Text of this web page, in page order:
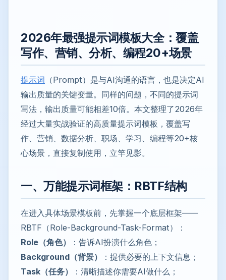
2026年最强提示词模板大全：覆盖
写作、营销、分析、编程20+场景
提示词 （Prompt）是与AI沟通的语言，也是决定AI
输出质量的关键变量。同样的问题，不同的提示词
写法，输出质量可能相差10倍。本文整理了2026年
经过大量实战验证的高质量提示词模板，覆盖写
作、营销、数据分析、职场、学习、编程等20+核
心场景，直接复制使用，立竿见影。
一、万能提示词框架：RBTF结构
在进入具体场景模板前，先掌握一个底层框架——
RBTF（Role-Background-Task-Format）：
Role（角色）
：告诉AI扮演什么角色；
Background（背景）
：提供必要的上下文信息；
Task（任务）
：清晰描述你需要AI做什么；